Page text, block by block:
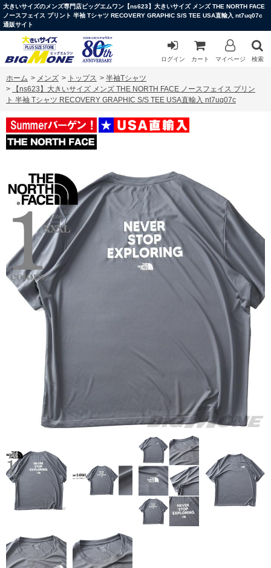
大きいサイズのメンズ専門店ビッグエムワン【ns623】大きいサイズ メンズ THE NORTH FACE
ノースフェイス プリント 半袖 Tシャツ RECOVERY GRAPHIC S/S TEE USA直輸入 nt7uq07c
通販サイト
ログイン カート マイページ 検索
ホーム > メンズ > トップス > 半袖Tシャツ
>
【ns623】大きいサイズ メンズ THE NORTH FACE ノースフェイス プリン
ト 半袖 Tシャツ RECOVERY GRAPHIC S/S TEE USA直輸入 nt7uq07c